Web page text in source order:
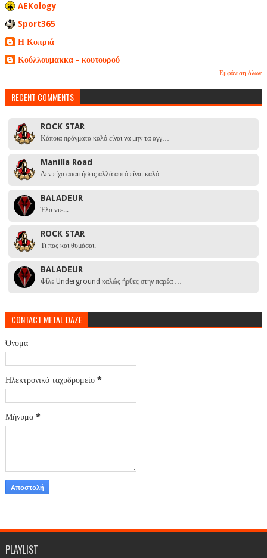
AEKology
Sport365
Η Κοπριά
Κούλλουμακκα - κουτουρού
Εμφάνιση όλων
RECENT COMMENTS
ROCK STAR
Κάποια πράγματα καλό είναι να μην τα αγγ…
Manilla Road
Δεν είχα απαιτήσεις αλλά αυτό είναι καλό…
BALADEUR
Έλα ντε...
ROCK STAR
Τι πας και θυμάσαι.
BALADEUR
Φίλε Underground καλώς ήρθες στην παρέα …
CONTACT METAL DAZE
Όνομα
Ηλεκτρονικό ταχυδρομείο *
Μήνυμα *
PLAYLIST